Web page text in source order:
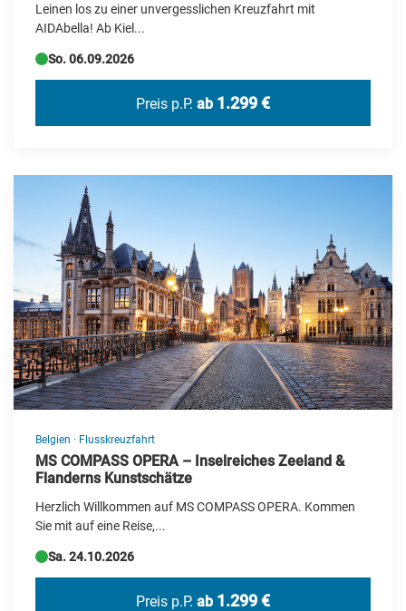
Leinen los zu einer unvergesslichen Kreuzfahrt mit
AIDAbella! Ab Kiel...
So. 06.09.2026
Preis p.P. ab 1.299 €
Belgien · Flusskreuzfahrt
MS COMPASS OPERA – Inselreiches Zeeland &
Flanderns Kunstschätze
Herzlich Willkommen auf MS COMPASS OPERA. Kommen
Sie mit auf eine Reise,...
Sa. 24.10.2026
Preis p.P. ab 1.299 €